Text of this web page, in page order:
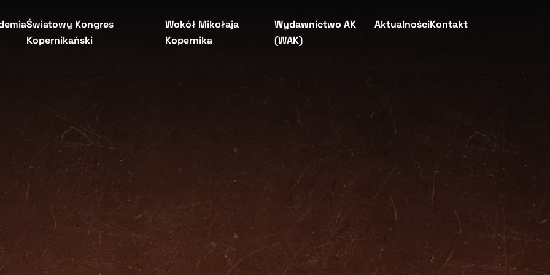
Światowy Kongres
Kopernikański
Wokół Mikołaja
Kopernika
Wydawnictwo AK
(WAK)
AktualnościKontakt